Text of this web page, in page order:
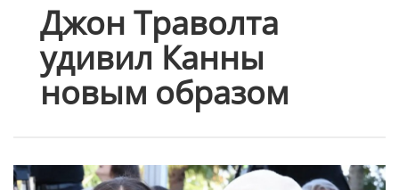
Джон Траволта
удивил Канны
новым образом